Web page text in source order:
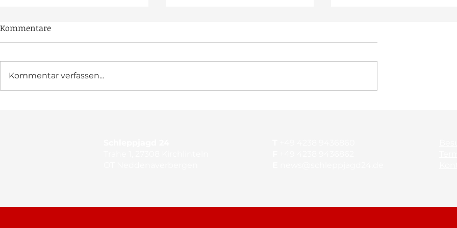
Stabil im leichten Sitz
Kommentare
Kommentar verfassen...